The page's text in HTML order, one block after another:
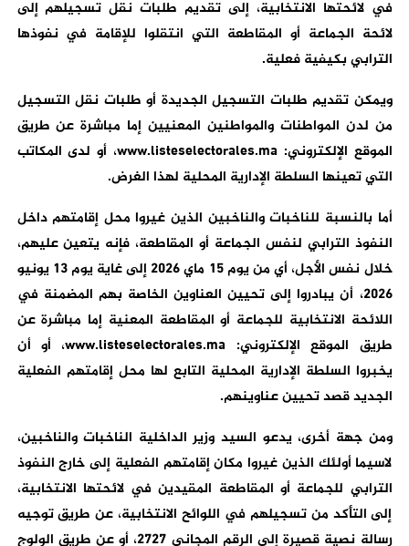
في لائحتها الانتخابية، إلى تقديم طلبات نقل تسجيلهم إلى
لائحة الجماعة أو المقاطعة التي انتقلوا للإقامة في نفوذها
الترابي بكيفية فعلية.
ويمكن تقديم طلبات التسجيل الجديدة أو طلبات نقل التسجيل
من لدن المواطنات والمواطنين المعنيين إما مباشرة عن طريق
الموقع الإلكتروني: www.listeselectorales.ma، أو لدى المكاتب
التي تعينها السلطة الإدارية المحلية لهذا الغرض.
أما بالنسبة للناخبات والناخبين الذين غيروا محل إقامتهم داخل
النفوذ الترابي لنفس الجماعة أو المقاطعة، فإنه يتعين عليهم،
خلال نفس الأجل، أي من يوم 15 ماي 2026 إلى غاية يوم 13 يونيو
2026، أن يبادروا إلى تحيين العناوين الخاصة بهم المضمنة في
اللائحة الانتخابية للجماعة أو المقاطعة المعنية إما مباشرة عن
طريق الموقع الإلكتروني: www.listeselectorales.ma، أو أن
يخبروا السلطة الإدارية المحلية التابع لها محل إقامتهم الفعلية
الجديد قصد تحيين عناوينهم.
ومن جهة أخرى، يدعو السيد وزير الداخلية الناخبات والناخبين،
لاسيما أولئك الذين غيروا مكان إقامتهم الفعلية إلى خارج النفوذ
الترابي للجماعة أو المقاطعة المقيدين في لائحتها الانتخابية،
إلى التأكد من تسجيلهم في اللوائح الانتخابية، عن طريق توجيه
رسالة نصية قصيرة إلى الرقم المجاني 2727، أو عن طريق الولوج